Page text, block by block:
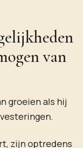
van
groeien als hij
zijn optredens